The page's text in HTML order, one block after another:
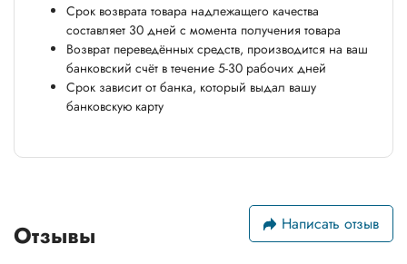
Срок возврата товара надлежащего качества
составляет 30 дней с момента получения товара
Возврат переведённых средств, производится на ваш
банковский счёт в течение 5-30 рабочих дней
Срок зависит от банка, который выдал вашу
банковскую карту
Отзывы Написать отзыв